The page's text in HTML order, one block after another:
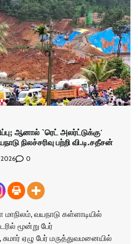
ஆனால் `ரெட் அலர்ட்டுக்கு'
நிலச்சரிவு பற்றி வி.டி.சதீசன்
2026 0
மாநிலம், ​வயநாடு கள்ளாடியில்
மூன்று பேர்
சுமார் ஏழு பேர் மருத்துவமனையில்